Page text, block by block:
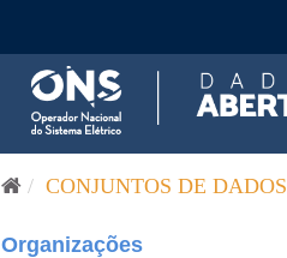
CONJUNTOS DE DADOS
Organizações